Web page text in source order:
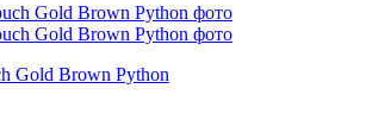
Gold Brown Python